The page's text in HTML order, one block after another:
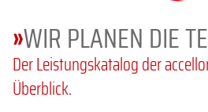
»WIR PLANEN DIE
Der Leistungskatalog der
Überblick.